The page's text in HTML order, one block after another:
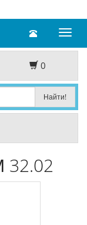
Toggle
0
32.02